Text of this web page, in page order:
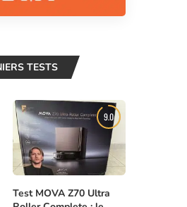
TESTS
9.0
Test MOVA Z70 Ultra